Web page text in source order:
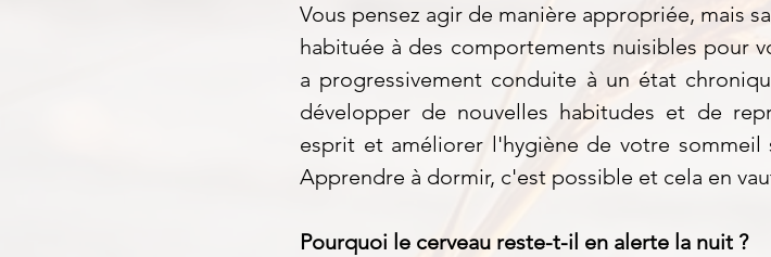
Vous pensez agir de manière appropriée, mais
habituée à des comportements nuisibles pour
a progressivement conduite à un état
développer de nouvelles habitudes et de
esprit et améliorer l'hygiène de votre
Apprendre à dormir, c'est possible et cela en
Pourquoi le cerveau reste-t-il en alerte la nuit ?